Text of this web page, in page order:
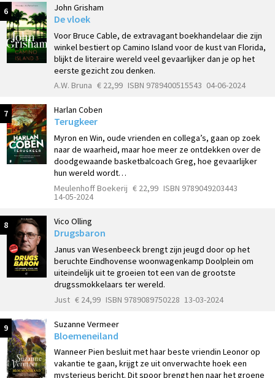
6 John Grisham
De vloek
Voor Bruce Cable, de extravagant boekhandelaar die zijn
winkel bestiert op Camino Island voor de kust van Florida,
blijkt de literaire wereld veel gevaarlijker dan je op het
eerste gezicht zou denken.
A.W. Bruna € 22,99 ISBN 9789400515543 04-06-2024
7 Harlan Coben
Terugkeer
Myron en Win, oude vrienden en collega’s, gaan op zoek
naar de waarheid, maar hoe meer ze ontdekken over de
doodgewaande basketbalcoach Greg, hoe gevaarlijker
hun ­wereld wordt…
Meulenhoff Boekerij € 22,99 ISBN 9789049203443
14-05-2024
8 Vico Olling
Drugsbaron
Janus van Wesenbeeck brengt zijn jeugd door op het
beruchte Eindhovense woonwagenkamp Doolplein om
uiteindelijk uit te groeien tot een van de grootste
drugssmokkelaars ter wereld.
Just € 24,99 ISBN 9789089750228 13-03-2024
9 Suzanne Vermeer
Bloemeneiland
Wanneer Pien besluit met haar beste vriendin Leonor op
vakantie te gaan, krijgt ze uit onverwachte hoek een
mysterieus bericht. Dit spoor brengt hen naar het groene